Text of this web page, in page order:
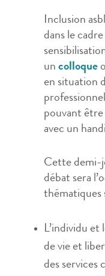
Inclusion
dans le
un colloque
en situation
pouvant être
avec un
Cette demi-
débat sera
thématiques
L’individu
de vie et
des services